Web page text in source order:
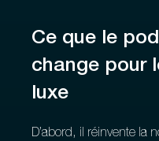
Ce que le
change pour
luxe
D’abord, il réinvente la